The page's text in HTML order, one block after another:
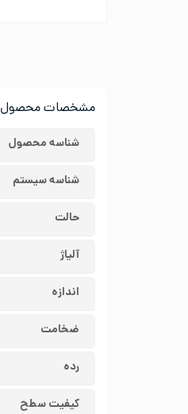
مشخصات محصول
شناسه محصول
شناسه سیستم
حالت
آلیاژ
اندازه
ضخامت
رده
کیفیت سطح